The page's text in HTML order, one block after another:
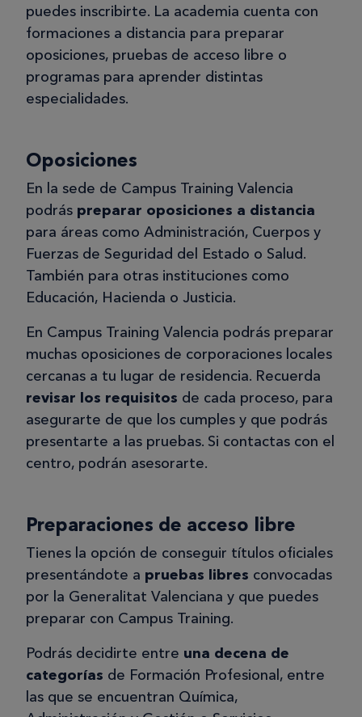
puedes inscribirte. La academia cuenta con
formaciones a distancia para preparar
oposiciones, pruebas de acceso libre o
programas para aprender distintas
especialidades.
Oposiciones
En la sede de Campus Training Valencia
podrás preparar oposiciones a distancia
para áreas como Administración, Cuerpos y
Fuerzas de Seguridad del Estado o Salud.
También para otras instituciones como
Educación, Hacienda o Justicia.
En Campus Training Valencia podrás preparar
muchas oposiciones de corporaciones locales
cercanas a tu lugar de residencia. Recuerda
revisar los requisitos de cada proceso, para
asegurarte de que los cumples y que podrás
presentarte a las pruebas. Si contactas con el
centro, podrán asesorarte.
Preparaciones de acceso libre
Tienes la opción de conseguir títulos oficiales
presentándote a pruebas libres convocadas
por la Generalitat Valenciana y que puedes
preparar con Campus Training.
Podrás decidirte entre una decena de
categorías de Formación Profesional, entre
las que se encuentran Química,